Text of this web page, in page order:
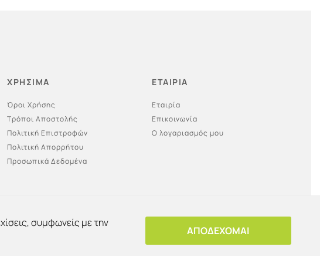
ΧΡΗΣΙΜΑ
Όροι Χρήσης
Τρόποι Αποστολής
Πολιτική Επιστροφών
Πολιτική Απορρήτου
Προσωπικά Δεδομένα
ΕΤΑΙΡΙΑ
Εταιρία
Επικοινωνία
Ο λογαριασμός μου
συμφωνείς με την
ΑΠΟΔΕΧΟΜΑΙ